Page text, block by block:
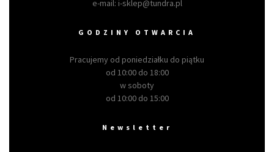
e-mail: i-sklep@tundra.pl
GODZINY OTWARCIA
Pracujemy od poniedziałku do piątku
od 10:00 do 18:00
w soboty
od 10:00 do 15:00
Newsletter